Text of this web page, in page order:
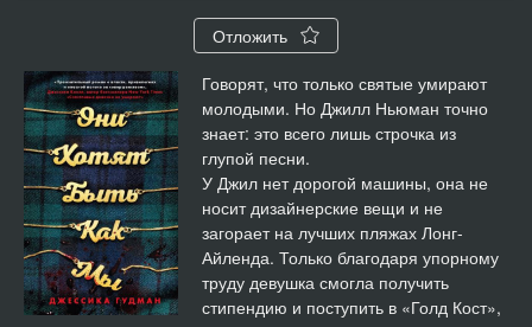
Они хотят быть как мы 13
Они хотят быть как мы 14
22:55
Они хотят быть как мы 15
Они хотят быть как мы 16
Они хотят быть как мы 17
34:39
Они хотят быть как мы 18
Отложить
Говорят, что только святые умирают
молодыми. Но Джилл Ньюман точно
знает: это всего лишь строчка из
глупой песни.
У Джил нет дорогой машины, она не
носит дизайнерские вещи и не
загорает на лучших пляжах Лонг-
Айленда. Только благодаря упорному
труду девушка смогла получить
стипендию и поступить в «Голд Кост»,